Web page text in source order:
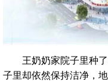
王奶奶家院子里种了
子里却依然保持洁净，